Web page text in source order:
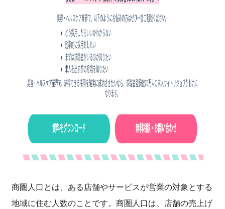
商圏人口とは、ある店舗やサービスが営業の対象とする
地域に住む人数のことです。商圏人口は、店舗の売上げ